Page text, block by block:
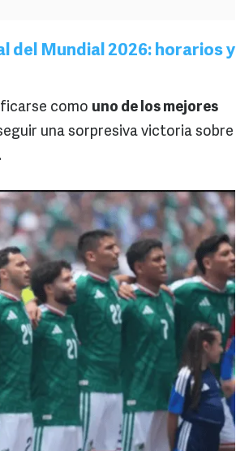
del Mundial 2026: horarios y
como uno de los mejores
una sorpresiva victoria sobre